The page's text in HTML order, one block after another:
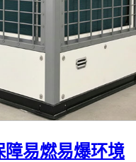
障易燃易爆环境